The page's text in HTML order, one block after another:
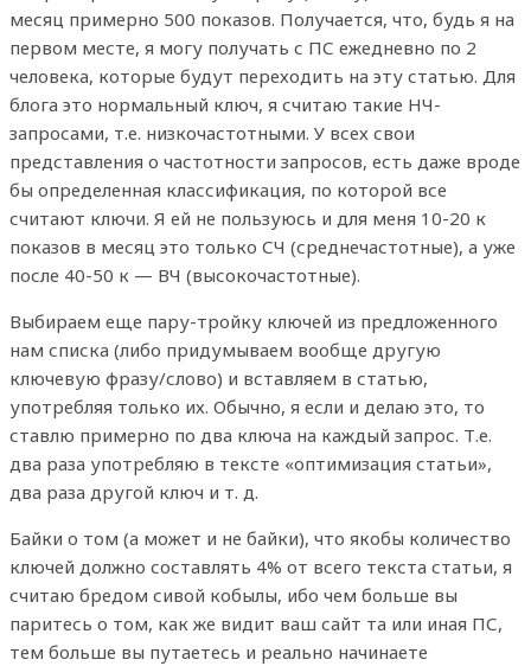
месяц примерно 500 показов. Получается, что, будь я на
первом месте, я могу получать с ПС ежедневно по 2
человека, которые будут переходить на эту статью. Для
блога это нормальный ключ, я считаю такие НЧ-
запросами, т.е. низкочастотными. У всех свои
представления о частотности запросов, есть даже вроде
бы определенная классификация, по которой все
считают ключи. Я ей не пользуюсь и для меня 10-20 к
показов в месяц это только СЧ (среднечастотные), а уже
после 40-50 к — ВЧ (высокочастотные).
Выбираем еще пару-тройку ключей из предложенного
нам списка (либо придумываем вообще другую
ключевую фразу/слово) и вставляем в статью,
употребляя только их. Обычно, я если и делаю это, то
ставлю примерно по два ключа на каждый запрос. Т.е.
два раза употребляю в тексте «оптимизация статьи»,
два раза другой ключ и т. д.
Байки о том (а может и не байки), что якобы количество
ключей должно составлять 4% от всего текста статьи, я
считаю бредом сивой кобылы, ибо чем больше вы
паритесь о том, как же видит ваш сайт та или иная ПС,
тем больше вы путаетесь и реально начинаете